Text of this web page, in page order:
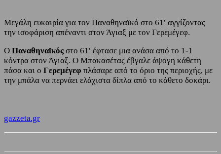
Μεγάλη ευκαιρία για τον Παναθηναϊκό στο 61′ αγγίζοντας
την ισοφάριση απέναντι στον Άγιαξ με τον Γερεμέγεφ.
Ο Παναθηναϊκός στο 61′ έφτασε μια ανάσα από το 1-1
κόντρα στον Άγιαξ. Ο Μπακασέτας έβγαλε άψογη κάθετη
πάσα και ο Γερεμέγεφ πλάσαρε από το όριο της περιοχής, με
την μπάλα να περνάει ελάχιστα δίπλα από το κάθετο δοκάρι.
gazzeta.gr